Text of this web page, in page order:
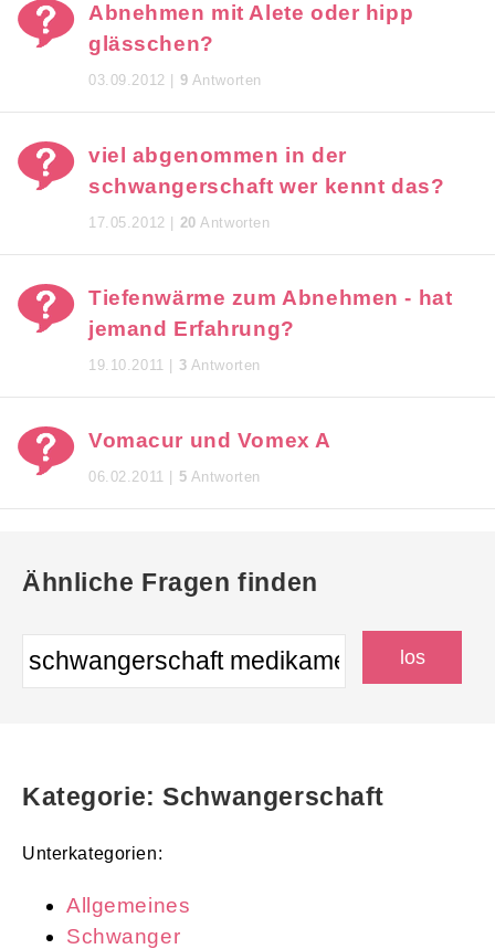
Abnehmen mit Alete oder hipp
glässchen?
03.09.2012 | 9 Antworten
viel abgenommen in der
schwangerschaft wer kennt das?
17.05.2012 | 20 Antworten
Tiefenwärme zum Abnehmen - hat
jemand Erfahrung?
19.10.2011 | 3 Antworten
Vomacur und Vomex A
06.02.2011 | 5 Antworten
Ähnliche Fragen finden
Kategorie: Schwangerschaft
Unterkategorien:
Allgemeines
Schwanger